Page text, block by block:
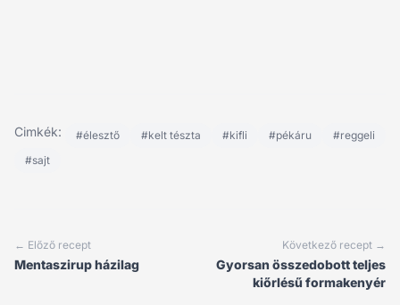
Cimkék: #élesztő #kelt tészta #kifli #pékáru
#reggeli
#sajt
← Előző recept
Mentaszirup házilag
Következő recept →
Gyorsan összedobott teljes
kiőrlésű formakenyér